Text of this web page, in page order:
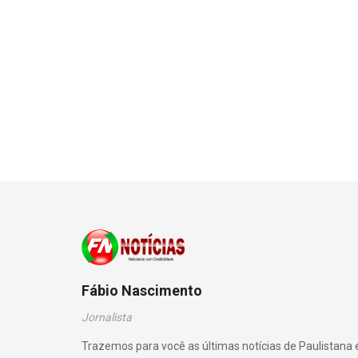
Fábio Nascimento
Jornalista
Trazemos para você as últimas notícias de Paulistana